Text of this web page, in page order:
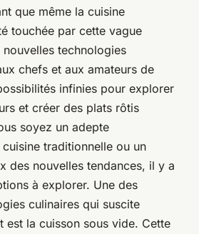
que même la cuisine
touchée par cette vague
technologies
chefs et aux amateurs de
infinies pour explorer
et créer des plats rôtis
soyez un adepte
traditionnelle ou un
des nouvelles tendances, il y a
à explorer. Une des
culinaires qui suscite
est la cuisson sous vide. Cette